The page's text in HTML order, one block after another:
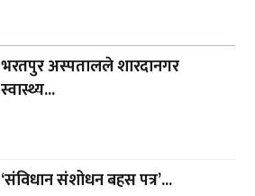
भरतपुर अस्पतालले शारदानगर
स्वास्थ्य...
‘संविधान संशोधन बहस पत्र’...